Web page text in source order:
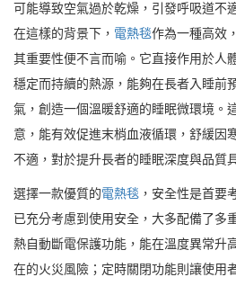
可能導致空氣過於乾燥，引發呼吸道不
在這樣的背景下， 電熱毯作為一種高效
其重要性便不言而喻。它直接作用於人
穩定而持續的熱源，能夠在長者入睡前
氣，創造一個溫暖舒適的睡眠微環境。
意，能有效促進末梢血液循環，舒緩因
不適，對於提升長者的睡眠深度與品質
選擇一款優質的電熱毯 ，安全性是首要
已充分考慮到使用安全，大多配備了多
熱自動斷電保護功能，能在溫度異常升
在的火災風險；定時關閉功能則讓使用